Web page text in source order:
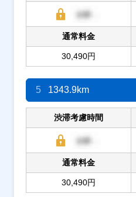
通常料金
30,490円
5 1343.9km
渋滞考慮時間
通常料金
30,490円